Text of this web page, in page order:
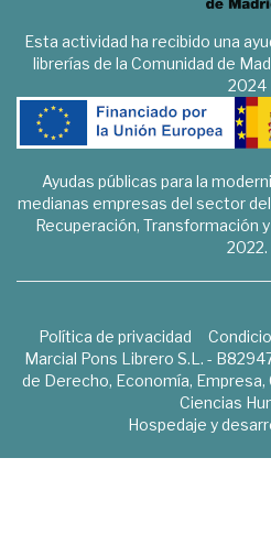
Esta actividad ha recibido una
librerías de la Comunidad de
2024
Ayudas públicas para la
medianas empresas del sector
Recuperación, Transformación
2022.
Política de privacidad
Marcial Pons Librero S.L. -
de Derecho, Economía,
Ciencias
Hospedaje y